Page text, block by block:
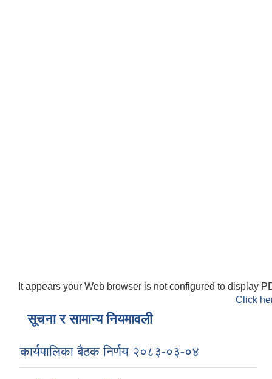
It appears your Web browser is not configured to display
Click
सूचना र सामान्य नियमावली
कार्यपालिका बैठक निर्णय २०८३-०३-०४